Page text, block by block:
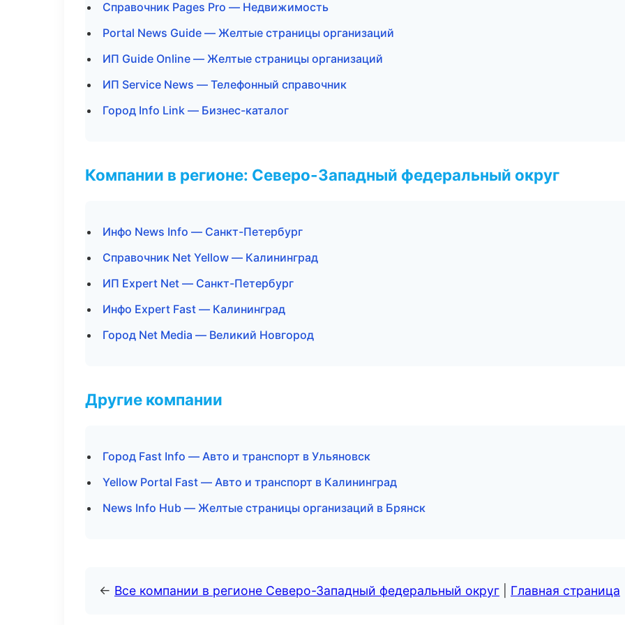
Справочник Pages Pro — Недвижимость
Portal News Guide — Желтые страницы организаций
ИП Guide Online — Желтые страницы организаций
ИП Service News — Телефонный справочник
Город Info Link — Бизнес-каталог
Компании в регионе: Северо-Западный федеральный округ
Инфо News Info — Санкт-Петербург
Справочник Net Yellow — Калининград
ИП Expert Net — Санкт-Петербург
Инфо Expert Fast — Калининград
Город Net Media — Великий Новгород
Другие компании
Город Fast Info — Авто и транспорт в Ульяновск
Yellow Portal Fast — Авто и транспорт в Калининград
News Info Hub — Желтые страницы организаций в Брянск
← Все компании в регионе Северо-Западный федеральный округ Главная страница